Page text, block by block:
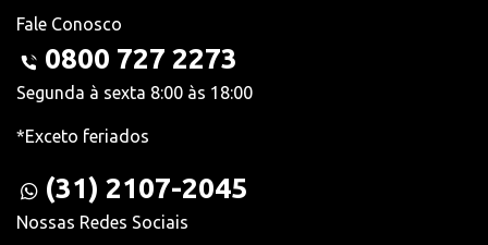
Fale Conosco
0800 727 2273
Segunda à sexta 8:00 às 18:00
*Exceto feriados
(31) 2107-2045
Nossas Redes Sociais